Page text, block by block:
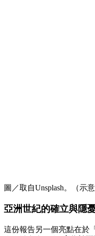
圖／取自Unsplash。（示意
亞洲世紀的確立與隱
這份報告另一個亮點在於